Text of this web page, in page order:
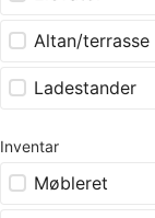
Altan/terrasse
Ladestander
Inventar
Møbleret